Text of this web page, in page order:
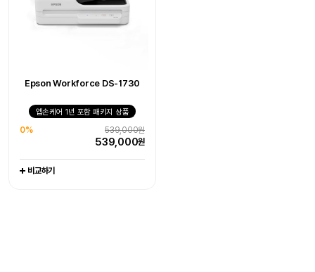
Epson Workforce DS-1730
엡손케어 1년 포함 패키지 상품
539,000원
0%
539,000원
비교하기
엡손케어 1년 포함 패키지 상품
405,000원
비교하기